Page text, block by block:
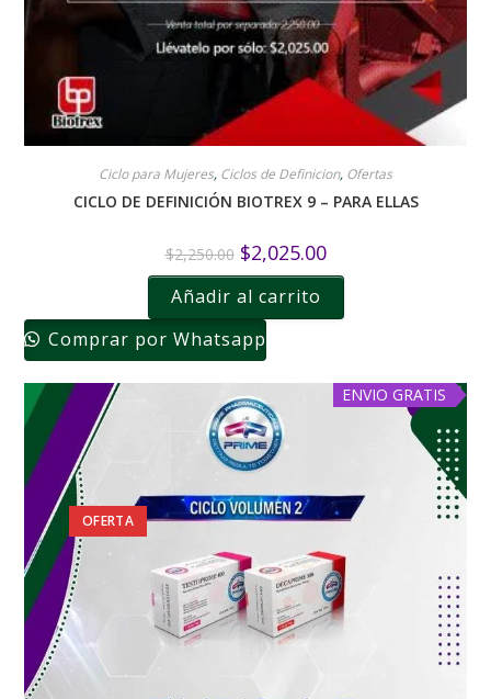
Ciclo para Mujeres, Ciclos de Definicion, Ofertas
CICLO DE DEFINICIÓN BIOTREX 9 – PARA ELLAS
$2,250.00 $2,025.00
Añadir al carrito
Comprar por Whatsapp
ENVIO GRATIS
OFERTA